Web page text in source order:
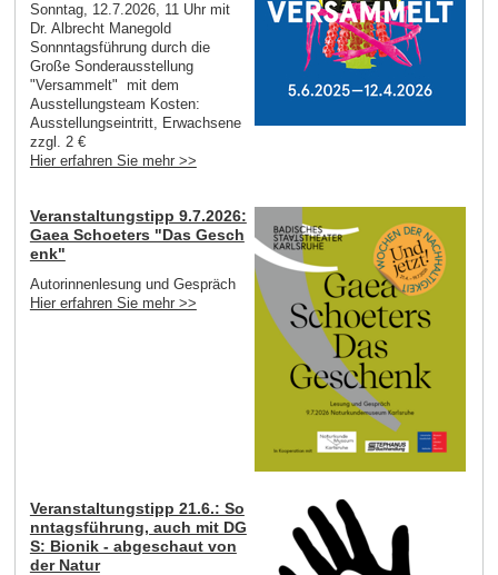
Sonntag, 12.7.2026, 11 Uhr mit
Dr. Albrecht Manegold
Sonnntagsführung durch die
Große Sonderausstellung
"Versammelt" mit dem
Ausstellungsteam Kosten:
Ausstellungseintritt, Erwachsene
zzgl. 2 €
Hier erfahren Sie mehr >>
Veranstaltungstipp 9.7.2026:
Gaea Schoeters "Das Gesch
enk"
Autorinnenlesung und Gespräch
Hier erfahren Sie mehr >>
Veranstaltungstipp 21.6.: So
nntagsführung, auch mit DG
S: Bionik - abgeschaut von
der Natur